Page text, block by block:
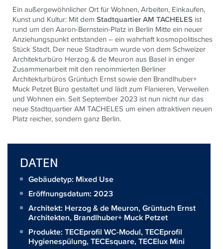
Ein außergewöhnlicher Ort für Wohnen, Arbeiten, Einkaufen,
Kunst und Kultur: Mit dem Stadtquartier AM TACHELES ist
rund um den Aaron-Bernstein-Platz in Berlin Mitte ein neuer
Anziehungspunkt entstanden – ein wahrhaft kosmopolitisches
Stück Stadt. Der neue Stadtraum wurde von dem Schweizer
Architekturbüro Herzog & de Meuron aus Basel in enger
Zusammenarbeit mit den renommierten Berliner
Architekturbüros Grüntuch Ernst sowie den Brandlhuber+
Muck Petzet Büro gestaltet und lädt zum Flanieren, Verweilen
und Wohnen ein. Seit September 2023 ist nun nicht nur das
neue Stadtquartier AM TACHELES um einen attraktiven neuen
Platz reicher, sondern ganz Berlin.
DATEN
Gebäudetyp: Mixed Use
Eröffnungsdatum: 2023
Architekt: Herzog & de Meuron, Grüntuch Ernst
Architekten, Brandlhuber+ Muck Petzet
Produkte: TECEprofil WC-Modul,TECEprofil
Hygienespülung,TECEsquare,TECElux Mini